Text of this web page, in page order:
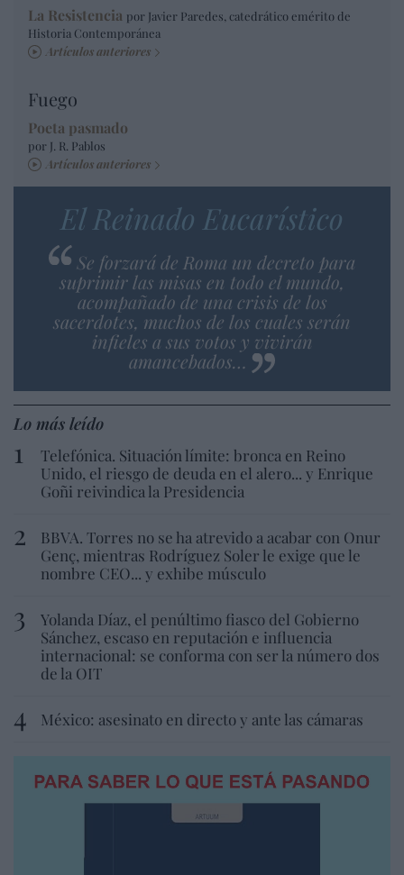
La Resistencia por Javier Paredes, catedrático emérito de
Historia Contemporánea
Artículos anteriores
Fuego
Poeta pasmado
por J. R. Pablos
Artículos anteriores
El Reinado Eucarístico
Se forzará de Roma un decreto para
suprimir las misas en todo el mundo,
acompañado de una crisis de los
sacerdotes, muchos de los cuales serán
infieles a sus votos y vivirán
amancebados…
Lo más leído
Telefónica. Situación límite: bronca en Reino
Unido, el riesgo de deuda en el alero... y Enrique
Goñi reivindica la Presidencia
BBVA. Torres no se ha atrevido a acabar con Onur
Genç, mientras Rodríguez Soler le exige que le
nombre CEO... y exhibe músculo
Yolanda Díaz, el penúltimo fiasco del Gobierno
Sánchez, escaso en reputación e influencia
internacional: se conforma con ser la número dos
de la OIT
México: asesinato en directo y ante las cámaras